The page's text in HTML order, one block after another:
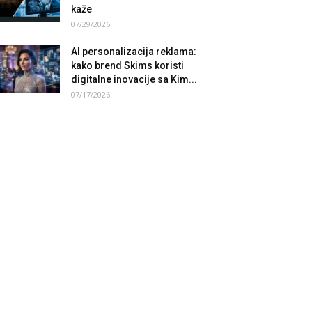
kaže
07/29/2026
AI personalizacija reklama:
kako brend Skims koristi
digitalne inovacije sa Kim...
07/17/2026